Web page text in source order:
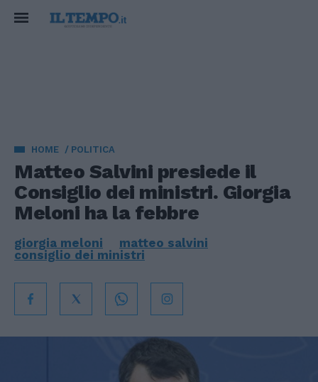
HOME POLITICA
Matteo Salvini presiede il
Consiglio dei ministri. Giorgia
Meloni ha la febbre
giorgia meloni
matteo salvini
consiglio dei ministri